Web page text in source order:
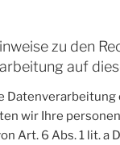
zu den
auf
wir Ihre
Art. 6 Abs. 1 lit. a